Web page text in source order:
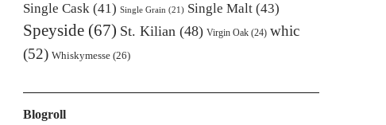
Single Cask(41) Single Grain (21) Single Malt(43)
Speyside(67) St. Kilian(48) Virgin Oak(24) whic
(52) Whiskymesse(26)
Blogroll